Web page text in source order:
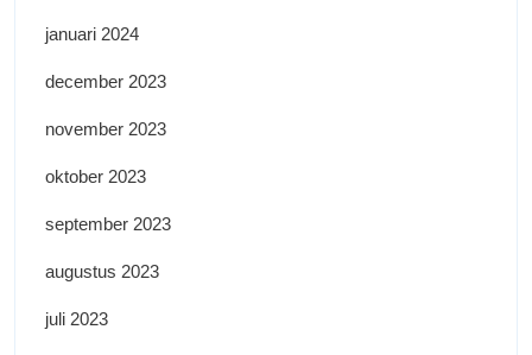
januari 2024
december 2023
november 2023
oktober 2023
september 2023
augustus 2023
juli 2023